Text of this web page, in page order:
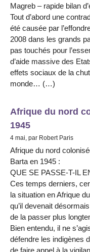
Magreb – rapide bilan
Tout d’abord une
été causée par
2008 dans les grands
pas touchés pour
d’aide massive des
effets sociaux de la
monde… (…)
Afrique du nord
1945
4 mai, par Robert Paris
Afrique du nord
Barta en 1945 :
QUE SE PASSE-T-IL
Ces temps derniers,
la situation en Afrique
qu’il devenait
de la passer plus
Bien entendu, il ne
défendre les indigènes
de faire appel à la